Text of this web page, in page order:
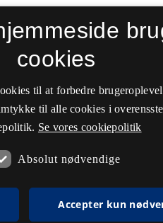
cookies
til at forbedre
til alle cookies i
Se vores cookiepolitik
Absolut nødvendige
Accepter kun